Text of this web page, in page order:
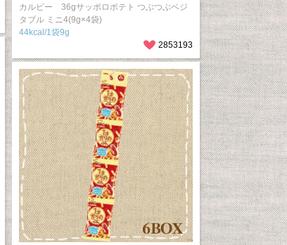
カルビー 36gサッポロポテト つぶつぶベジ
タブル ミニ4(9g×4袋)
44kcal/1袋9g
2853193